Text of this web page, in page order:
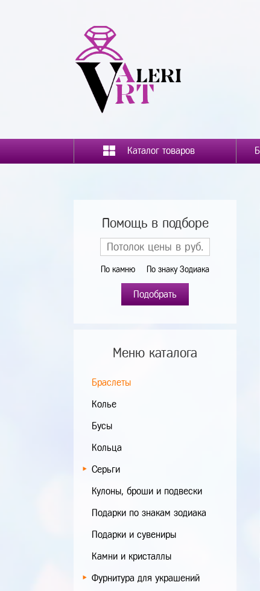
Каталог товаров
Помощь в подборе
По камню По знаку Зодиака
Подобрать
Меню каталога
Браслеты
Колье
Бусы
Кольца
Серьги
Кулоны, броши и подвески
Подарки по знакам зодиака
Подарки и сувениры
Камни и кристаллы
Фурнитура для украшений